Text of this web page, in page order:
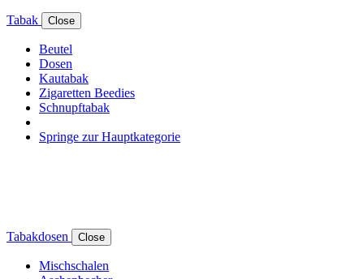
Tabak Close
Beutel
Dosen
Kautabak
Zigaretten Beedies
Schnupftabak
Springe zur Hauptkategorie
Tabakdosen Close
Mischschalen